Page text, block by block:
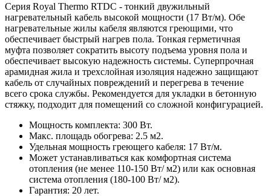
Серия Royal Thermo RTDC - тонкий двужильный
нагревательный кабель высокой мощности (17 Вт/м). Обе
нагревательные жилы кабеля являются греющими, что
обеспечивает быстрый нагрев пола. Тонкая герметичная
муфта позволяет сократить высоту подъема уровня пола и
обеспечивает высокую надежность системы. Суперпрочная
арамидная жила и трехслойная изоляция надежно защищают
кабель от случайных повреждений и перегрева в течение
всего срока службы. Рекомендуется для укладки в бетонную
стяжку, подходит для помещений со сложной конфигурацией.
Мощность комплекта: 300 Вт.
Макс. площадь обогрева: 2.5 м2.
Удельная мощность греющего кабеля: 17 Вт/м.
Может устанавливаться как комфортная система
отопления (не менее 110-150 Вт/ м2) или как основная
система отопления (180-100 Вт/ м2).
Гарантия: 20 лет.